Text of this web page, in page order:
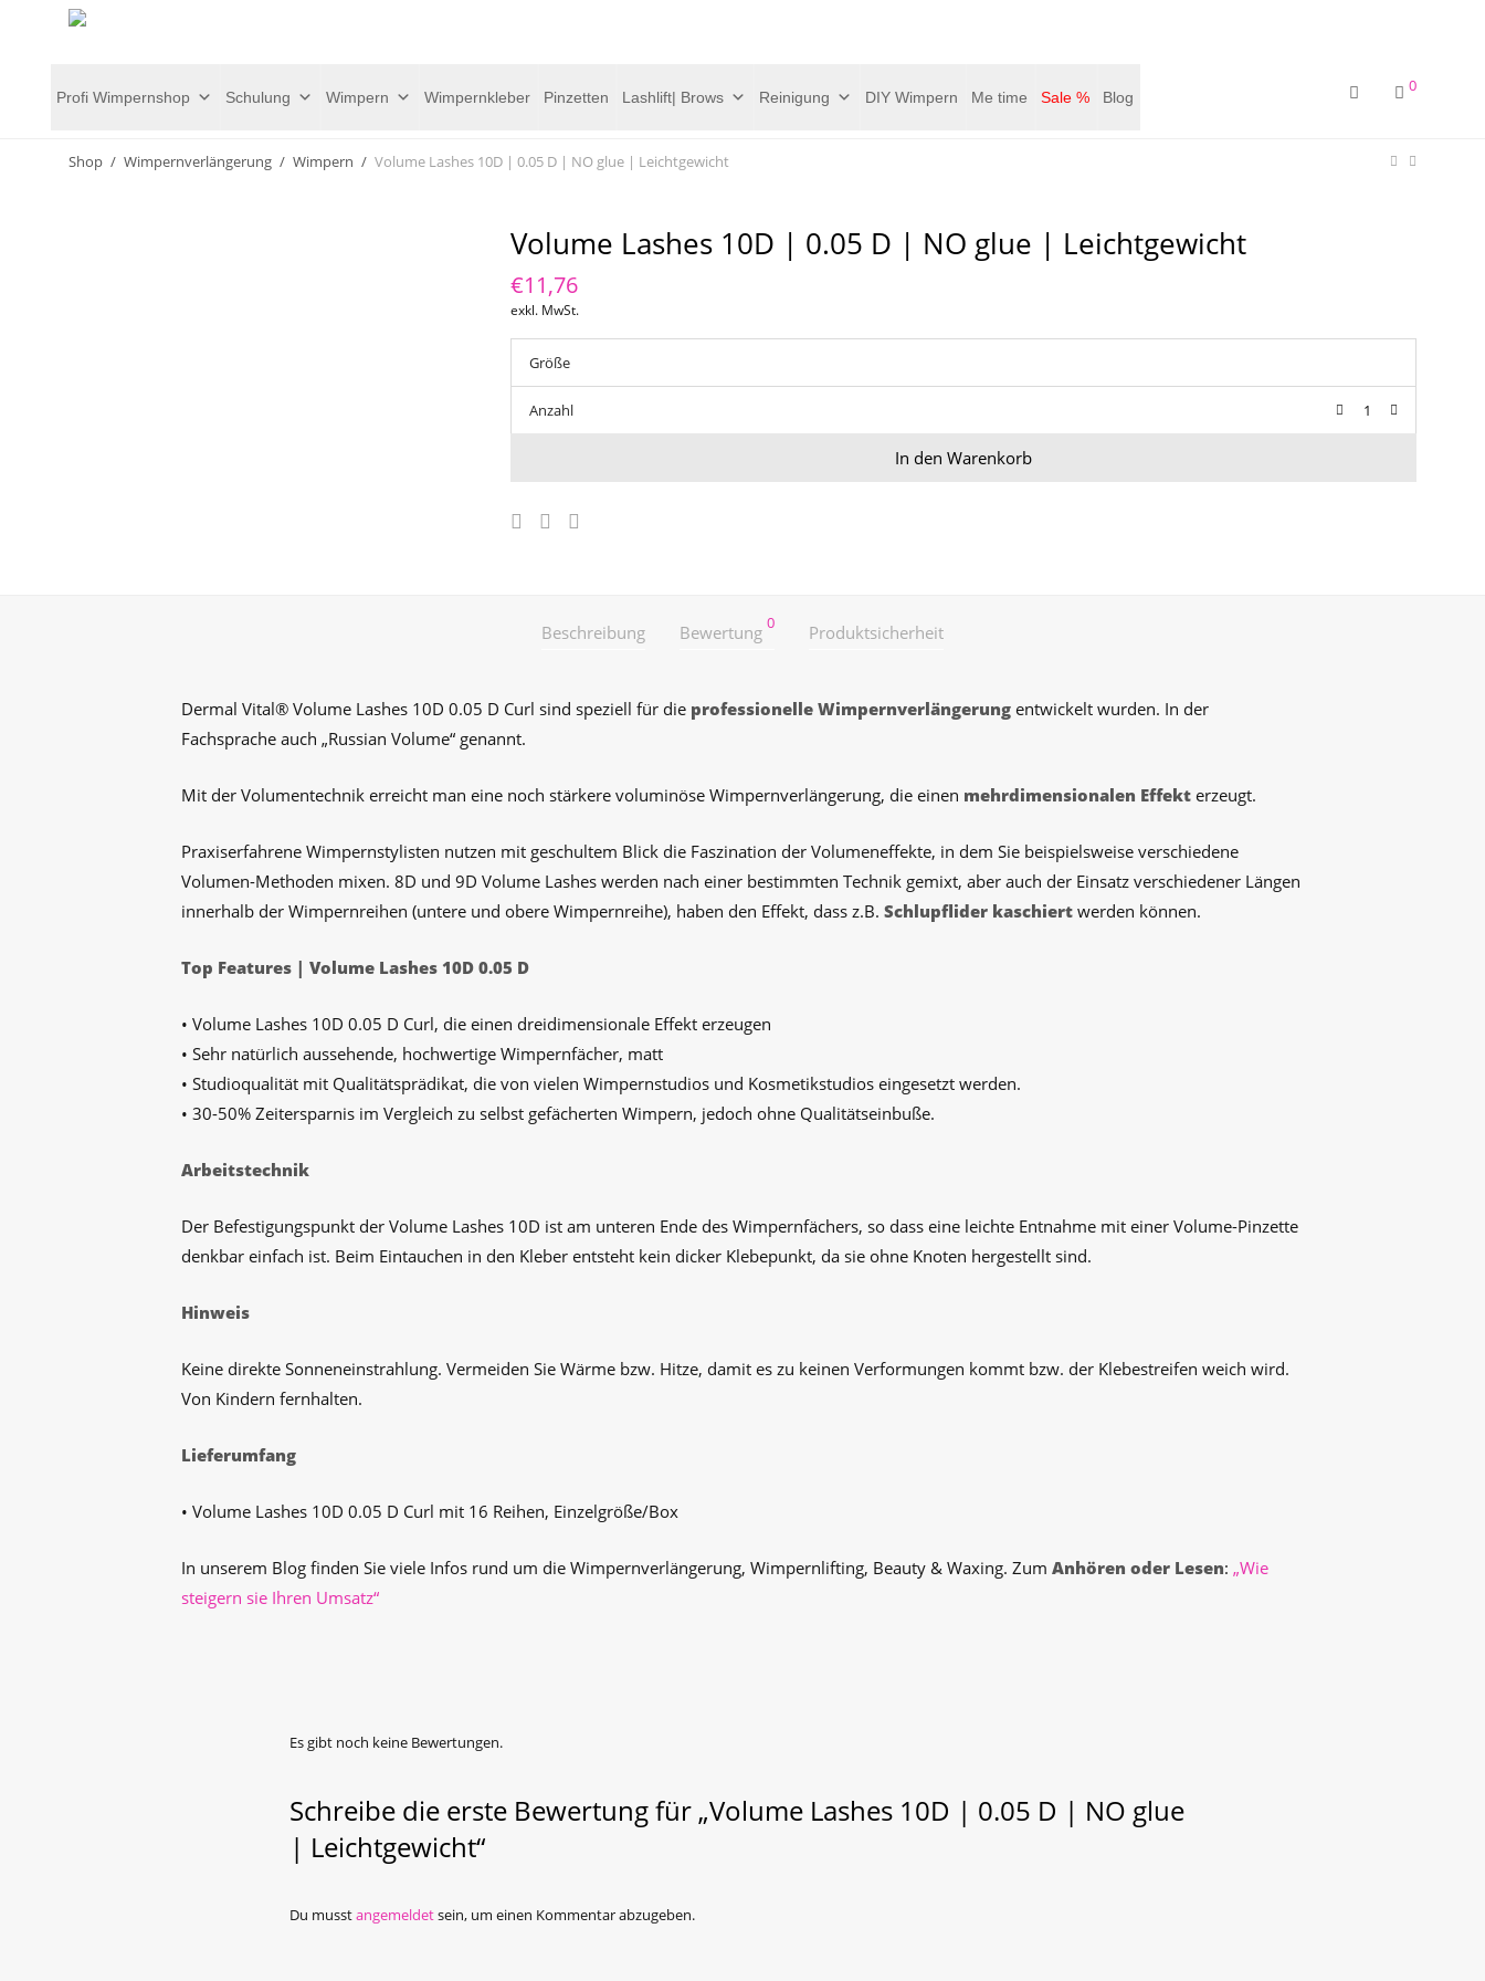
Profi Wimpernshop Schulung Wimpern Wimpernkleber Pinzetten Lashlift| Brows Reinigung DIY Wimpern Me time Sale % Blog
0
Shop / Wimpernverlängerung / Wimpern / Volume Lashes 10D | 0.05 D | NO glue | Leichtgewicht
Volume Lashes 10D | 0.05 D | NO glue | Leichtgewicht
€11,76
exkl. MwSt.
Größe
Anzahl
In den Warenkorb
Beschreibung Bewertung 0 Produktsicherheit
Dermal Vital® Volume Lashes 10D 0.05 D Curl sind speziell für die professionelle Wimpernverlängerung entwickelt wurden. In der
Fachsprache auch „Russian Volume“ genannt.
Mit der Volumentechnik erreicht man eine noch stärkere voluminöse Wimpernverlängerung, die einen mehrdimensionalen Effekt erzeugt.
Praxiserfahrene Wimpernstylisten nutzen mit geschultem Blick die Faszination der Volumeneffekte, in dem Sie beispielsweise verschiedene
Volumen-Methoden mixen. 8D und 9D Volume Lashes werden nach einer bestimmten Technik gemixt, aber auch der Einsatz verschiedener Längen
innerhalb der Wimpernreihen (untere und obere Wimpernreihe), haben den Effekt, dass z.B. Schlupflider kaschiert werden können.
Top Features | Volume Lashes 10D 0.05 D
• Volume Lashes 10D 0.05 D Curl, die einen dreidimensionale Effekt erzeugen
• Sehr natürlich aussehende, hochwertige Wimpernfächer, matt
• Studioqualität mit Qualitätsprädikat, die von vielen Wimpernstudios und Kosmetikstudios eingesetzt werden.
• 30-50% Zeitersparnis im Vergleich zu selbst gefächerten Wimpern, jedoch ohne Qualitätseinbuße.
Arbeitstechnik
Der Befestigungspunkt der Volume Lashes 10D ist am unteren Ende des Wimpernfächers, so dass eine leichte Entnahme mit einer Volume-Pinzette
denkbar einfach ist. Beim Eintauchen in den Kleber entsteht kein dicker Klebepunkt, da sie ohne Knoten hergestellt sind.
Hinweis
Keine direkte Sonneneinstrahlung. Vermeiden Sie Wärme bzw. Hitze, damit es zu keinen Verformungen kommt bzw. der Klebestreifen weich wird.
Von Kindern fernhalten.
Lieferumfang
• Volume Lashes 10D 0.05 D Curl mit 16 Reihen, Einzelgröße/Box
In unserem Blog finden Sie viele Infos rund um die Wimpernverlängerung, Wimpernlifting, Beauty & Waxing. Zum Anhören oder Lesen: „Wie
steigern sie Ihren Umsatz“
Es gibt noch keine Bewertungen.
Schreibe die erste Bewertung für „Volume Lashes 10D | 0.05 D | NO glue
| Leichtgewicht“
Du musstangemeldetsein, um einen Kommentar abzugeben.